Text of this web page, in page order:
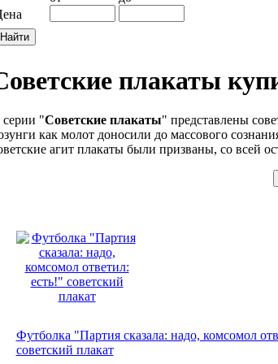
плакаты
"Советские плакаты" представлены
как молот доносили до массового
агит плакаты были призваны, со всей
Футболка "Партия сказала: надо, комсомол
советский плакат